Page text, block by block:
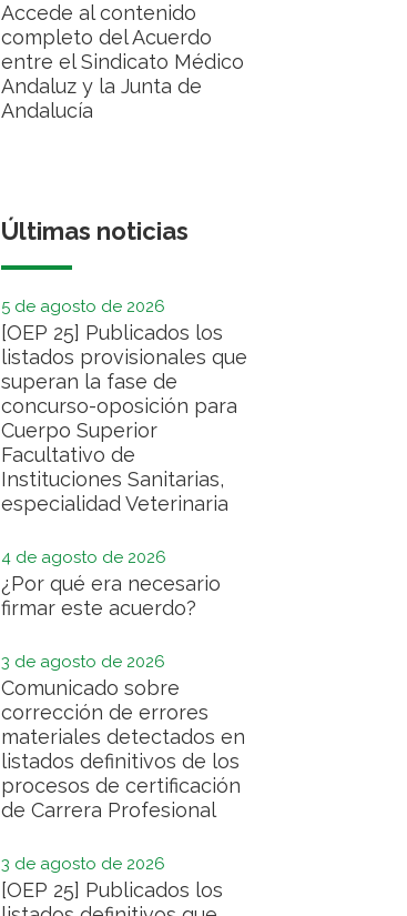
Accede al contenido
completo del Acuerdo
entre el Sindicato Médico
Andaluz y la Junta de
Andalucía
Últimas noticias
5 de agosto de 2026
[OEP 25] Publicados los
listados provisionales que
superan la fase de
concurso-oposición para
Cuerpo Superior
Facultativo de
Instituciones Sanitarias,
especialidad Veterinaria
4 de agosto de 2026
¿Por qué era necesario
firmar este acuerdo?
3 de agosto de 2026
Comunicado sobre
corrección de errores
materiales detectados en
listados definitivos de los
procesos de certificación
de Carrera Profesional
3 de agosto de 2026
[OEP 25] Publicados los